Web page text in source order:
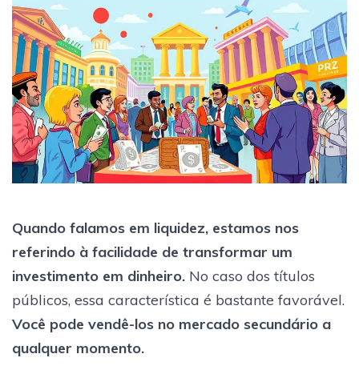
Quando falamos em liquidez, estamos nos
referindo à facilidade de transformar um
investimento em dinheiro. No caso dos títulos
públicos, essa característica é bastante favorável.
Você pode vendê-los no mercado secundário a
qualquer momento.